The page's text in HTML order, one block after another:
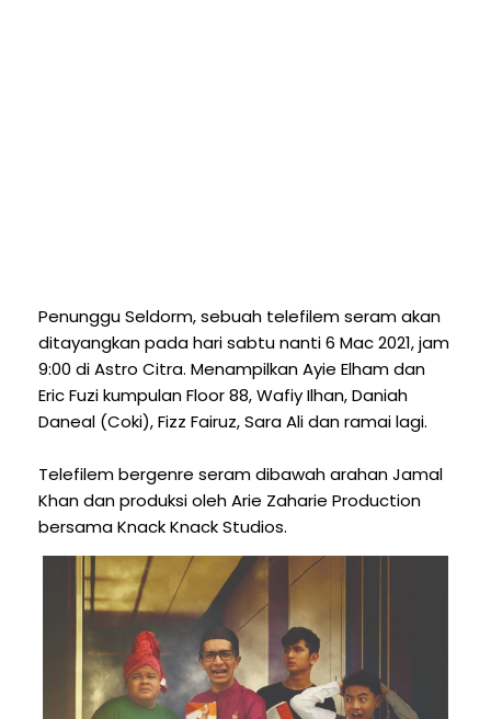
Penunggu Seldorm, sebuah telefilem seram akan
ditayangkan pada hari sabtu nanti 6 Mac 2021, jam
9:00 di Astro Citra. Menampilkan Ayie Elham dan
Eric Fuzi kumpulan Floor 88, Wafiy Ilhan, Daniah
Daneal (Coki), Fizz Fairuz, Sara Ali dan ramai lagi.
Telefilem bergenre seram dibawah arahan Jamal
Khan dan produksi oleh Arie Zaharie Production
bersama Knack Knack Studios.